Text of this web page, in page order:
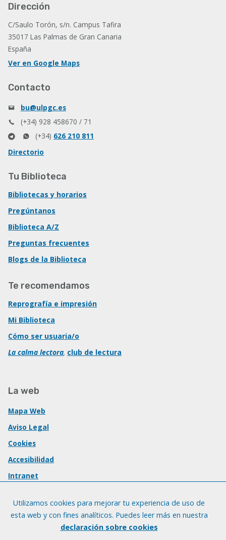
Dirección
C/Saulo Torón, s/n. Campus Tafira
35017 Las Palmas de Gran Canaria
España
Ver en Google Maps
Contacto
bu@ulpgc.es
(+34) 928 458670 / 71
(+34) 626 210 811
Directorio
Tu Biblioteca
Bibliotecas y horarios
Pregúntanos
Biblioteca A/Z
Preguntas frecuentes
Blogs de la Biblioteca
Te recomendamos
Reprografía e impresión
Mi Biblioteca
Cómo ser usuaria/o
La calma lectora, club de lectura
La web
Mapa Web
Aviso Legal
Cookies
Accesibilidad
Intranet
Utilizamos cookies para mejorar tu experiencia de uso de
esta web y con fines analíticos. Puedes leer más en nuestra
declaración sobre cookies